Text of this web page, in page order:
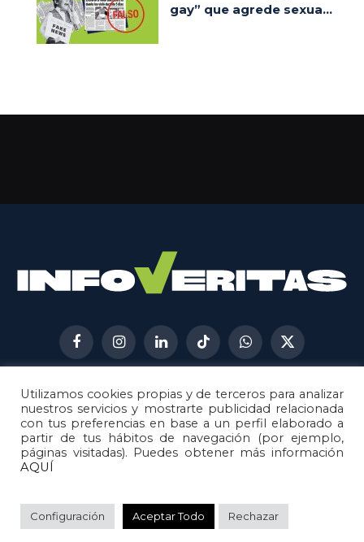
gay” que agrede sexua...
FacebookInstagramLinkedInTikTokWhatsApp
X
(Twitter)
AVISO LEGAL
METODOLOGÍA
POLÍTICA DE COOKIES
POLÍTICA DE CORRECCIONES
© 2026Metech. Todos los derechos reservados.
Utilizamos cookies propias y de terceros para analizar
nuestros servicios y mostrarte publicidad relacionada
con tus preferencias en base a un perfil elaborado a
partir de tus hábitos de navegación (por ejemplo,
páginas visitadas). Puedes obtener más información
AQUÍ
Configuración Aceptar Todo Rechazar